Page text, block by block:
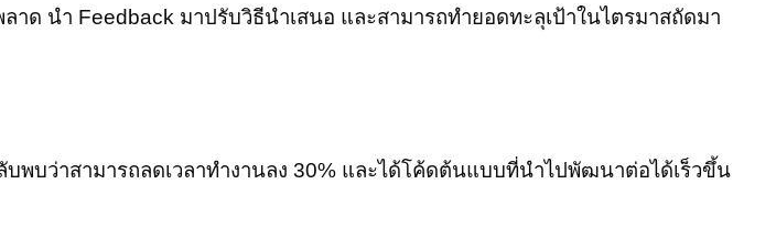
ด นำ Feedback มาปรับวิธีนำเสนอ และสามารถทำยอดทะลุเป้าในไตรมาสถัดมา
บว่าสามารถลดเวลาทำงานลง 30% และได้โค้ดต้นแบบที่นำไปพัฒนาต่อได้เร็วขึ้น